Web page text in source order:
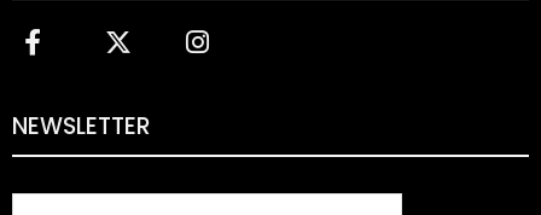
NEWSLETTER